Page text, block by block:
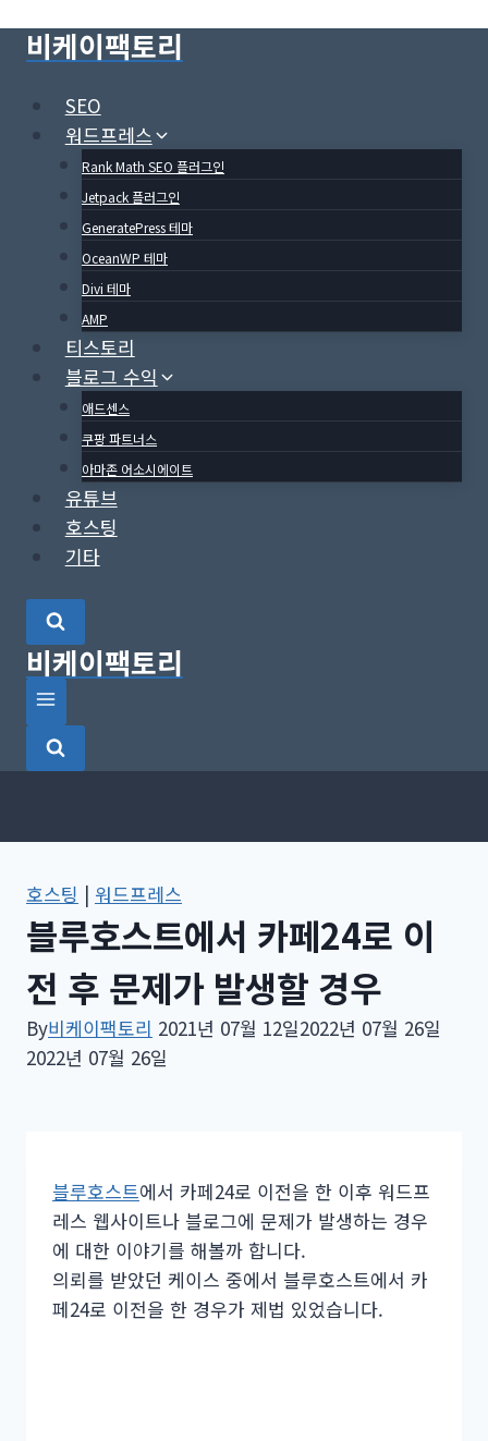
비케이팩토리
SEO
워드프레스
Rank Math SEO 플러그인
Jetpack 플러그인
GeneratePress 테마
OceanWP 테마
Divi 테마
AMP
티스토리
블로그 수익
애드센스
쿠팡 파트너스
아마존 어소시에이트
유튜브
호스팅
기타
비케이팩토리
호스팅 | 워드프레스
블루호스트에서 카페24로 이
전 후 문제가 발생할 경우
By비케이팩토리 2021년 07월 12일2022년 07월 26일
2022년 07월 26일
블루호스트에서 카페24로 이전을 한 이후 워드프
레스 웹사이트나 블로그에 문제가 발생하는 경우
에 대한 이야기를 해볼까 합니다.
의뢰를 받았던 케이스 중에서 블루호스트에서 카
페24로 이전을 한 경우가 제법 있었습니다.